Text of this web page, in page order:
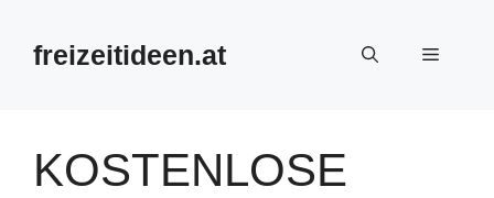
Inhalt
springenfreizeitideen.at Menü
KOSTENLOSE